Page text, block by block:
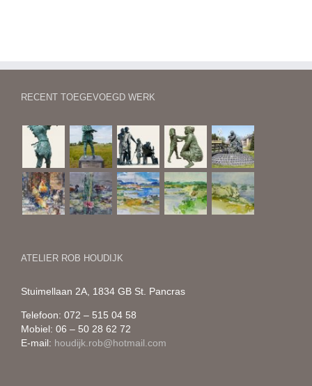
RECENT TOEGEVOEGD WERK
ATELIER ROB HOUDIJK
Stuimellaan 2A, 1834 GB St. Pancras
Telefoon: 072 – 515 04 58
Mobiel: 06 – 50 28 62 72
E-mail: houdijk.rob@hotmail.com